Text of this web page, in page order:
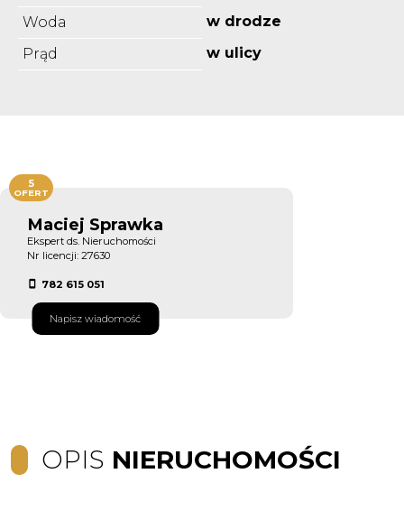
Woda
w drodze
Prąd
w ulicy
Maciej Sprawka
Ekspert ds. Nieruchomości
Nr licencji: 27630
782 615 051
Napisz wiadomość
5
OFERT
OPIS NIERUCHOMOŚCI